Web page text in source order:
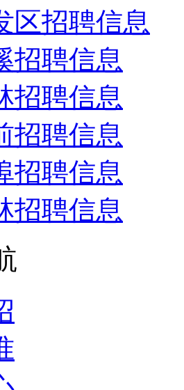
区招聘信息
招聘信息
招聘信息
招聘信息
招聘信息
招聘信息